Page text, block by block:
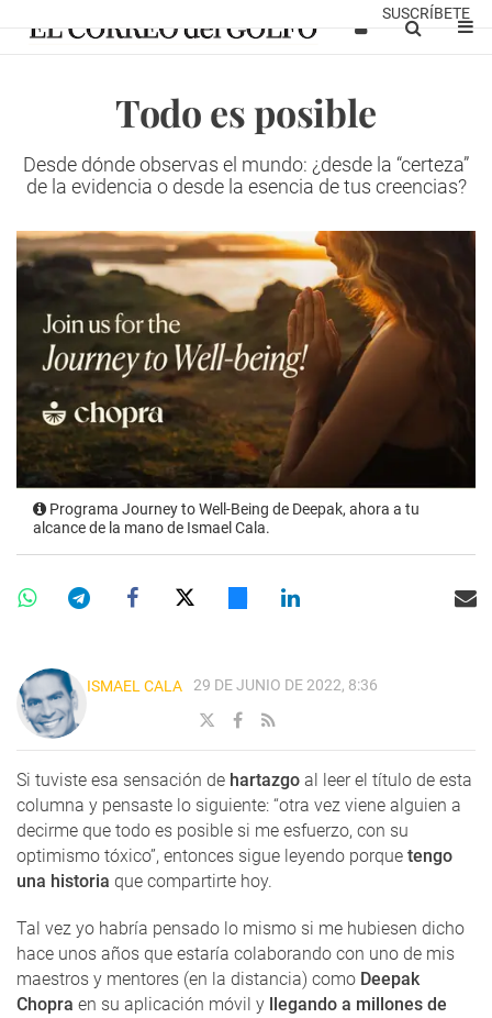
SUSCRÍBETE
Todo es posible
Desde dónde observas el mundo: ¿desde la “certeza”
de la evidencia o desde la esencia de tus creencias?
Programa Journey to Well-Being de Deepak, ahora a tu
alcance de la mano de Ismael Cala.
ISMAEL CALA 29 DE JUNIO DE 2022, 8:36
Si tuviste esa sensación de hartazgo al leer el título de esta
columna y pensaste lo siguiente: “otra vez viene alguien a
decirme que todo es posible si me esfuerzo, con su
optimismo tóxico”, entonces sigue leyendo porque tengo
una historia que compartirte hoy.
Tal vez yo habría pensado lo mismo si me hubiesen dicho
hace unos años que estaría colaborando con uno de mis
maestros y mentores (en la distancia) como Deepak
Chopra en su aplicación móvil y llegando a millones de